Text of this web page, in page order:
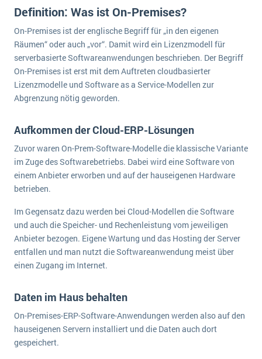
Services
Textil und Mode
Vermietung
Versorgung
ERP-Software für Abfallentsorger
Digitale Arbeitsaufträge in Ihrem ERP- oder FSM-System: clever und effizient
MEHR ÜBER ERP-SOFTWARE
ERP News
SAP übernimmt Reltio für eine bessere
Datenintegration
Die „SaaSpocalypse“: Was ist das und was bedeutet es für die Zukunft von Unternehmenssoftware?
SAP investiert mit zwei strategischen Übernahmen in Enterprise-KI
ERP-Trends in der Produktion
Definition: Was ist On-Premises?
On-Premises ist der englische Begriff für „in den eigenen
Räumen“ oder auch „vor“. Damit wird ein Lizenzmodell für
serverbasierte Softwareanwendungen beschrieben. Der Begriff
On-Premises ist erst mit dem Auftreten cloudbasierter
Lizenzmodelle und Software as a Service-Modellen zur
Abgrenzung nötig geworden.
Aufkommen der Cloud-ERP-Lösungen
Zuvor waren On-Prem-Software-Modelle die klassische Variante
im Zuge des Softwarebetriebs. Dabei wird eine Software von
einem Anbieter erworben und auf der hauseigenen Hardware
betrieben.
Im Gegensatz dazu werden bei Cloud-Modellen die Software
und auch die Speicher- und Rechenleistung vom jeweiligen
Anbieter bezogen. Eigene Wartung und das Hosting der Server
entfallen und man nutzt die Softwareanwendung meist über
einen Zugang im Internet.
Daten im Haus behalten
On-Premises-ERP-Software-Anwendungen werden also auf den
hauseigenen Servern installiert und die Daten auch dort
gespeichert.